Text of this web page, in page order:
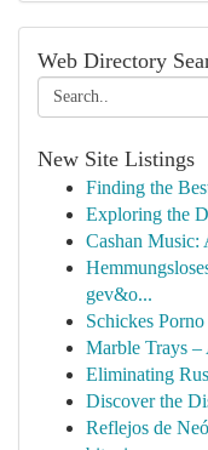
Web Directory
New Site Listings
Finding the
Exploring the
Cashan Music:
gev&o...
Schickes
Marble Trays
Eliminating
Discover the
Reflejos de